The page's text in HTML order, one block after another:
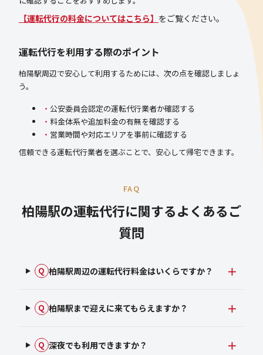
【運転代行の料金についてはこちら】 をご覧ください。
運転代行を利用する際のポイント
柏陽駅周辺で安心して利用するためには、次の点を確認しましょ
う。
公安委員会認定の運転代行業者か確認する
料金体系や追加料金の有無を確認する
営業時間や対応エリアを事前に確認する
信頼できる運転代行業者を選ぶことで、安心して帰宅できます。
FAQ
柏陽駅の運転代行に関するよくあるご
質問
Q 柏陽駅周辺の運転代行料金はいくらですか？
Q 柏陽駅まで迎えに来てもらえますか？
Q 深夜でも利用できますか？